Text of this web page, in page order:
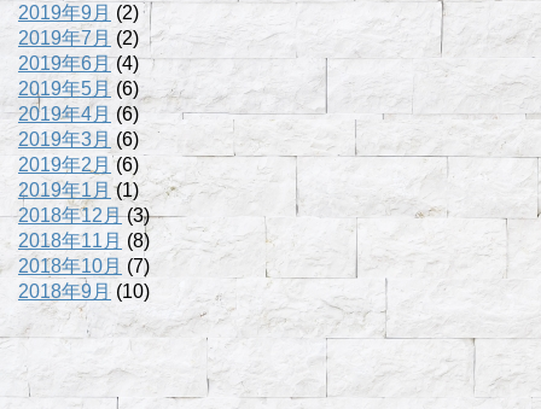
2019年9月 (2)
2019年7月 (2)
2019年6月(4)
2019年5月 (6)
2019年4月 (6)
2019年3月 (6)
2019年2月 (6)
2019年1月 (1)
2018年12月(3)
2018年11月 (8)
2018年10月 (7)
2018年9月 (10)